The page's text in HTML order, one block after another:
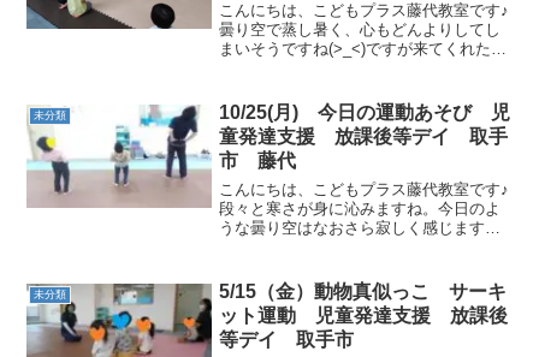
こんにちは、こどもプラス藤代教室です♪
曇り空で蒸し暑く、心もどんよりしてし
まいそうですね(>_<)ですが来てくれたお
そび🌈動物真似っこ🐾本日の動物さんは
かっこよく座れて...
未分類
10/25(月) 今日の運動あそび 児
童発達支援 放課後等デイ 取手
市 藤代
こんにちは、こどもプラス藤代教室です♪
段々と寒さが身に沁みますね。今日のよ
うな曇り空はなおさら寂しく感じます。
う♪ラジオ体操 今日は第一と第二を両方
行いました。こども達...
未分類
5/15（金）動物真似っこ サーキ
ット運動 児童発達支援 放課後
等デイ 取手市